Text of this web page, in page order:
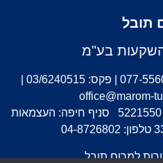
תובל
בע"מ
כתובת: שלם 3, רמת גן מיקוד: 5221550 סניף חיפה: העצמאות
למרום תובל